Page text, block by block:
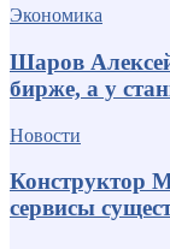
Экономика
Шаров
бирже, а у
Новости
Конструктор
сервисы